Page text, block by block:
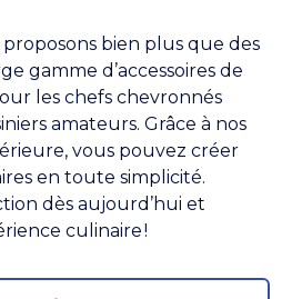
bien plus que des
gamme d’accessoires de
les chefs chevronnés
amateurs. Grâce à nos
vous pouvez créer
en toute simplicité.
dès aujourd’hui et
culinaire !